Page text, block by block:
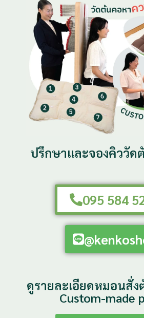
ปรึกษาและจองคิววัด
095 584
ดูรายละเอียดหมอนสั่ง
Custom-made